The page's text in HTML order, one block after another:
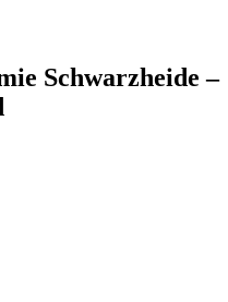
Schwarzheide –